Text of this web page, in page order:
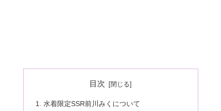
目次
水着限定SSR前川みくについて